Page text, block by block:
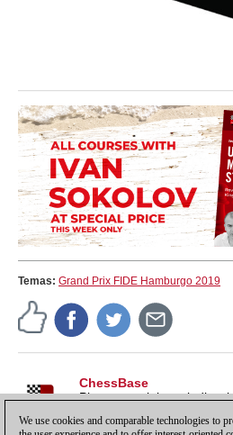
Temas: Grand Prix FIDE Hamburgo 2019
ChessBase
Pistas, tutoriales e
We use cookies and comparable technologies to